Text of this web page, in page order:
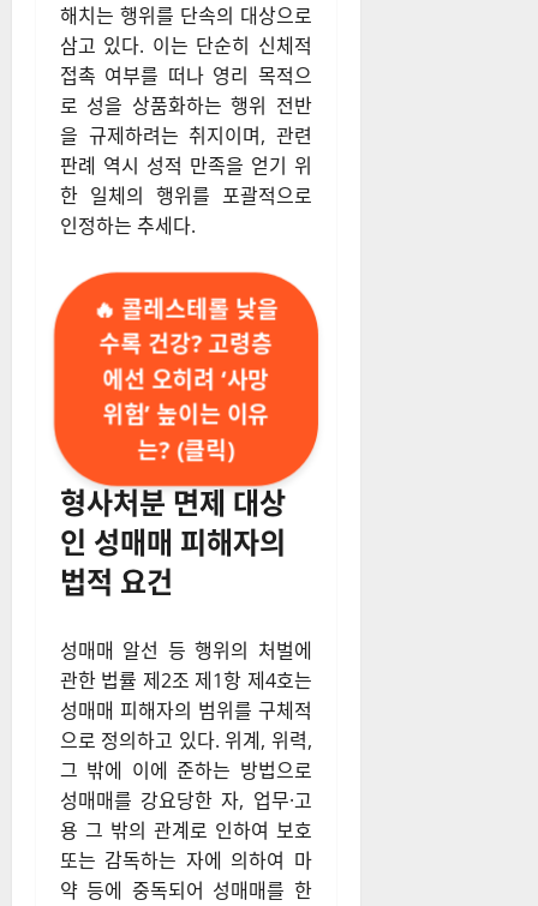
해치는 행위를 단속의 대상으로
삼고 있다. 이는 단순히 신체적
접촉 여부를 떠나 영리 목적으
로 성을 상품화하는 행위 전반
을 규제하려는 취지이며, 관련
판례 역시 성적 만족을 얻기 위
한 일체의 행위를 포괄적으로
인정하는 추세다.
🔥 콜레스테롤 낮을
수록 건강? 고령층
에선 오히려 ‘사망
위험’ 높이는 이유
는? (클릭)
형사처분 면제 대상
인 성매매 피해자의
법적 요건
성매매 알선 등 행위의 처벌에
관한 법률 제2조 제1항 제4호는
성매매 피해자의 범위를 구체적
으로 정의하고 있다. 위계, 위력,
그 밖에 이에 준하는 방법으로
성매매를 강요당한 자, 업무·고
용 그 밖의 관계로 인하여 보호
또는 감독하는 자에 의하여 마
약 등에 중독되어 성매매를 한